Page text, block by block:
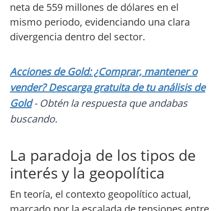
neta de 559 millones de dólares en el
mismo periodo, evidenciando una clara
divergencia dentro del sector.
Acciones de Gold: ¿Comprar, mantener o
vender? Descarga gratuita de tu análisis de
Gold- Obtén la respuesta que andabas
buscando.
La paradoja de los tipos de
interés y la geopolítica
En teoría, el contexto geopolítico actual,